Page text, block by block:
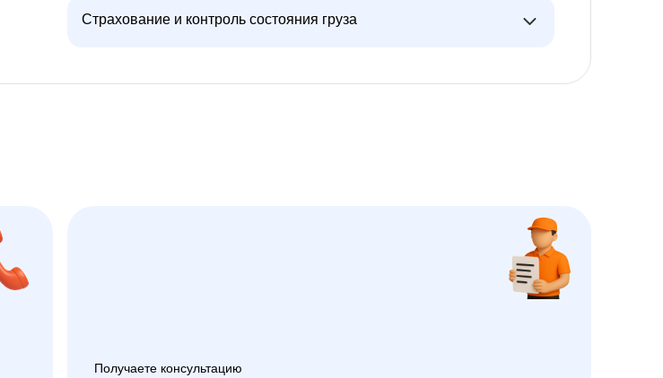
Страхование и контроль состояния груза
Получаете консультацию